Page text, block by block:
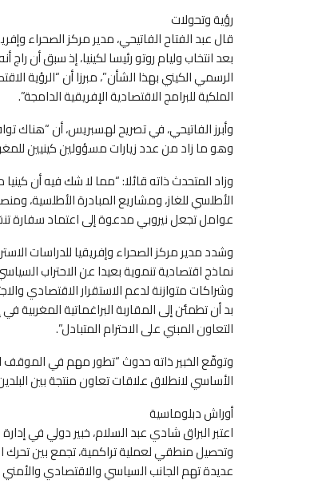
رؤية وتحولات
قال عبد الفتاح الفاتيحي، مدير مركز الصحراء
بعد انتخاب وليام روتو رئيسا لكينيا، إذ سبق أن
الرسمي الكيني بهذا الشأن”، مبرزا أن “الرؤية
الملكية للبرامج الاقتصادية الإفريقية الدامجة”.
وأبرز الفاتيحي، في تصريح لهسبريس، أن “هناك
وهو ما زاد من عدد زيارات مسؤولين كينيين
وزاد المتحدث ذاته قائلا: “مما لا شك فيه أن
الأطلسي للغاز، ومشاريع المبادرة الأطلسية،
عوامل تجعل نيروبي مدعوة إلى اعتماد سفارة
وشدد مدير مركز الصحراء وإفريقيا للدراسات
نماذج اقتصادية تنموية بعيدا عن الاحتراب
وشراكات متوازنة لدعم الاستقرار الاقتصادي
بد أن تطمئن إلى المقاربة البراغماتية
التعاون المبني على الاحترام المتبادل”.
وتوقّع الخبير ذاته حدوث “تطور مهم في الموقف
الأساسي لانطلاق علاقات تعاون منتجة بين
أوراش دبلوماسية
اعتبر البراق شادي عبد السلام، خبير دولي في
وتحصيل منطقي لعملية تراكمية، تجمع بين
عديدة تهم الجانب السياسي والاقتصادي